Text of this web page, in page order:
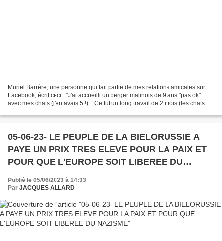
Muriel Barrère, une personne qui fait partie de mes relations amicales sur
Facebook, écrit ceci : "J'ai accueilli un berger malinois de 9 ans "pas ok"
avec mes chats (j'en avais 5 !)... Ce fut un long travail de 2 mois (les chats
05-06-23- LE PEUPLE DE LA BIELORUSSIE A
PAYE UN PRIX TRES ELEVE POUR LA PAIX ET
POUR QUE L'EUROPE SOIT LIBEREE DU
NAZISME
Publié le 05/06/2023 à 14:33
Par JACQUES ALLARD